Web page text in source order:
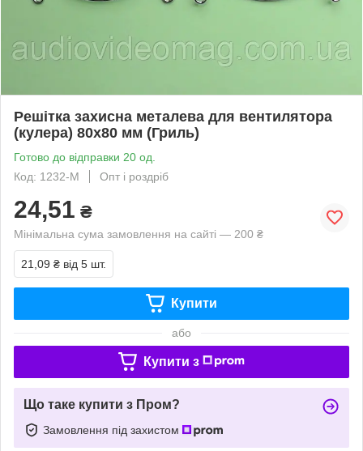
Решітка захисна металева для вентилятора
(кулера) 80х80 мм (Гриль)
Готово до відправки 20 од.
Код: 1232-М
Опт і роздріб
24,51 ₴
Мінімальна сума замовлення на сайті — 200 ₴
21,09 ₴ від 5 шт.
Купити
або
Купити з
Що таке купити з Пром?
Замовлення під захистом